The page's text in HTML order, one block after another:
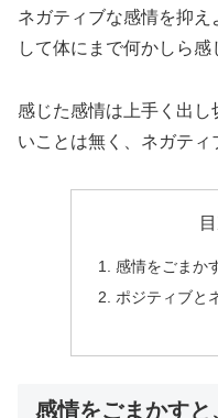
ネガティブな感情を抑え
して体にまで何かしら感
感じた感情は上手く出
いことは無く、ネガティ
感情をごまか
ポジティブと
感情をごまかすと